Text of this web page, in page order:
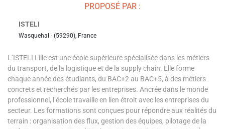
PROPOSÉ PAR :
ISTELI
Wasquehal - (59290), France
L’ISTELI Lille est une école supérieure spécialisée dans les métiers
du transport, de la logistique et de la supply chain. Elle forme
chaque année des étudiants, du BAC+2 au BAC+5, à des métiers
concrets et recherchés par les entreprises. Ancrée dans le monde
professionnel, l’école travaille en lien étroit avec les entreprises du
secteur. Les formations sont conçues pour répondre aux réalités du
terrain : organisation des flux, gestion des équipes, pilotage de la